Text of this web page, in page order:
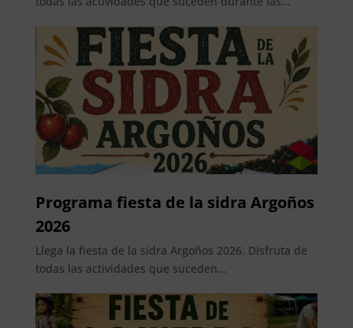
Programa fiesta de la sidra Argoños
2026
Llega la fiesta de la sidra Argoños 2026. Disfruta de
todas las actividades que suceden...